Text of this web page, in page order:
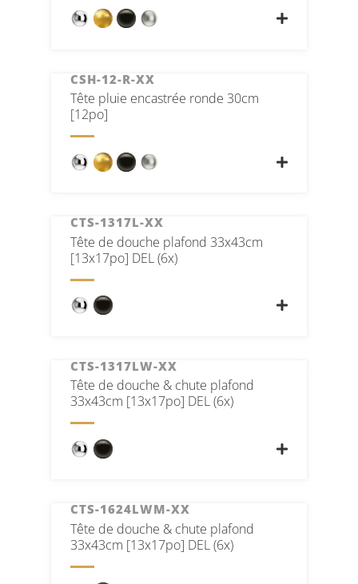
CSH-12-R-XX
Tête pluie encastrée ronde 30cm
[12po]
CTS-1317L-XX
Tête de douche plafond 33x43cm
[13x17po] DEL (6x)
CTS-1317LW-XX
Tête de douche & chute plafond
33x43cm [13x17po] DEL (6x)
CTS-1624LWM-XX
Tête de douche & chute plafond
33x43cm [13x17po] DEL (6x)